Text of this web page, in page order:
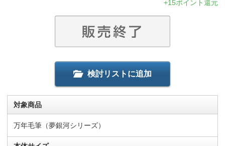
+15ポイント還元
検討リストに追加
対象商品
万年毛筆（夢銀河シリーズ）